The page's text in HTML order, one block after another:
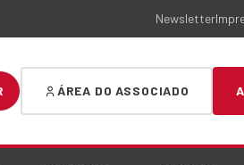
Newsletter
ÁREA DO ASSOCIADO